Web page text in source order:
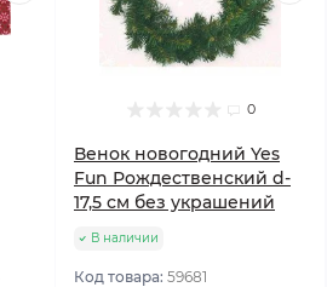
0
Венок новогодний Yes
Fun Рождественский d-
17,5 см без украшений
В наличии
Код товара: 59681